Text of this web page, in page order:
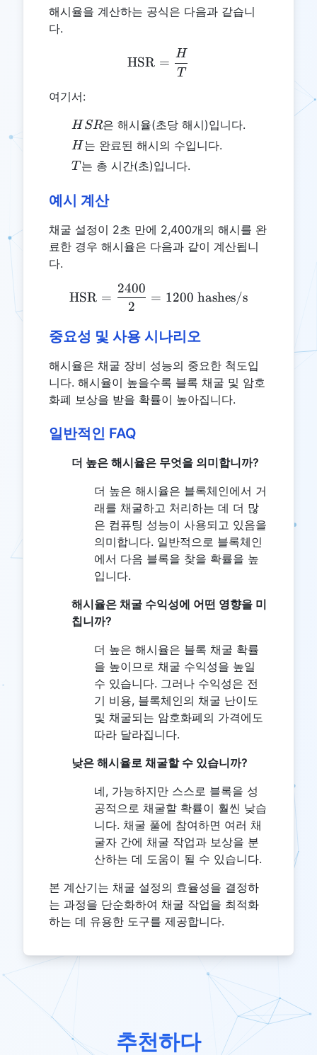
해시율을 계산하는 공식은 다음과 같습니
다.
\text{HSR} =
HSR =
T
H
여기서:
HSR
H SR은 해시율(초당 해시)입니다.
H
H 는 완료된 해시의 수입니다.
T
T 는 총 시간(초)입니다.
예시 계산
채굴 설정이 2초 만에 2,400개의 해시를 완
료한 경우 해시율은 다음과 같이 계산됩니
다.
\text{HSR} =
HSR =
2
2400
= 1200 hashes/s
중요성 및 사용 시나리오
해시율은 채굴 장비 성능의 중요한 척도입
니다. 해시율이 높을수록 블록 채굴 및 암호
화폐 보상을 받을 확률이 높아집니다.
일반적인 FAQ
더 높은 해시율은 무엇을 의미합니까?
더 높은 해시율은 블록체인에서 거
래를 채굴하고 처리하는 데 더 많
은 컴퓨팅 성능이 사용되고 있음을
의미합니다. 일반적으로 블록체인
에서 다음 블록을 찾을 확률을 높
입니다.
해시율은 채굴 수익성에 어떤 영향을 미
칩니까?
더 높은 해시율은 블록 채굴 확률
을 높이므로 채굴 수익성을 높일
수 있습니다. 그러나 수익성은 전
기 비용, 블록체인의 채굴 난이도
및 채굴되는 암호화폐의 가격에도
따라 달라집니다.
낮은 해시율로 채굴할 수 있습니까?
네, 가능하지만 스스로 블록을 성
공적으로 채굴할 확률이 훨씬 낮습
니다. 채굴 풀에 참여하면 여러 채
굴자 간에 채굴 작업과 보상을 분
산하는 데 도움이 될 수 있습니다.
본 계산기는 채굴 설정의 효율성을 결정하
는 과정을 단순화하여 채굴 작업을 최적화
하는 데 유용한 도구를 제공합니다.
추천하다